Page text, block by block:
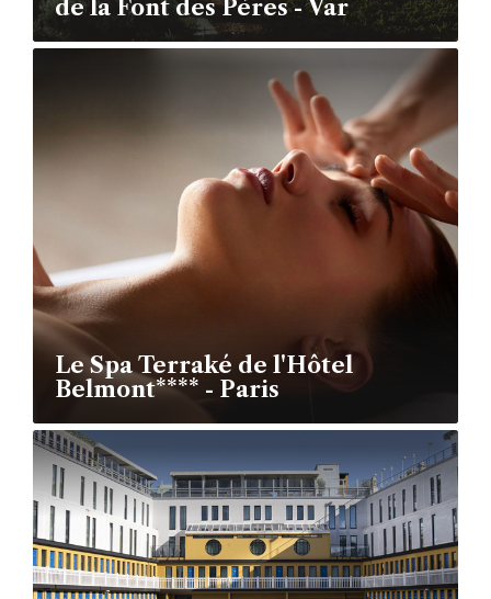
de la Font des Pères - Var
Le Spa Terraké de l'Hôtel
Belmont**** - Paris